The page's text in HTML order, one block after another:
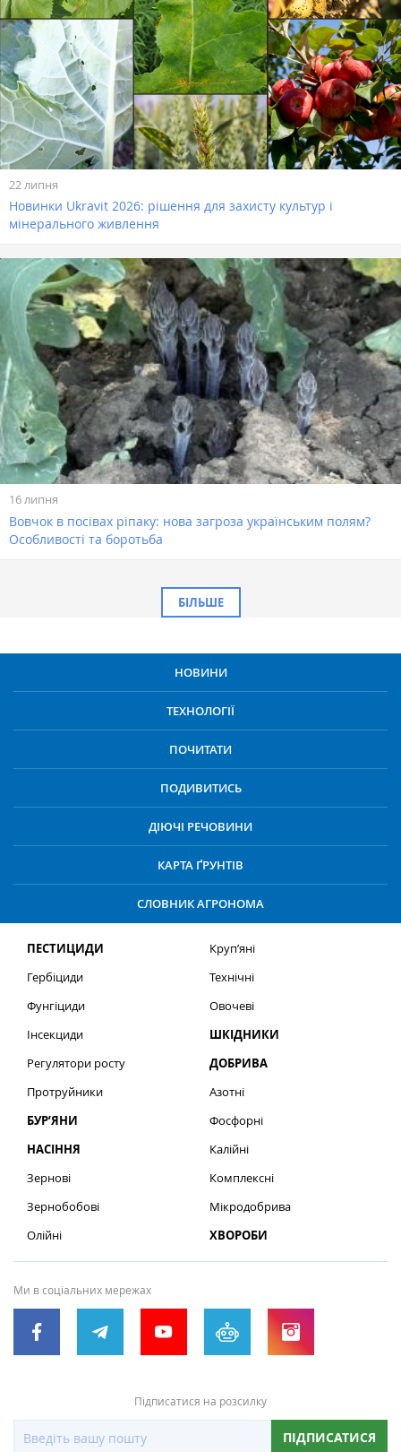
22 липня
Новинки Ukravit 2026: рішення для захисту культур і
мінерального живлення
16 липня
Вовчок в посівах ріпаку: нова загроза українським полям?
Особливості та боротьба
БІЛЬШЕ
НОВИНИ
ТЕХНОЛОГІЇ
ПОЧИТАТИ
ПОДИВИТИСЬ
ДІЮЧІ РЕЧОВИНИ
КАРТА ҐРУНТІВ
СЛОВНИК АГРОНОМА
ПЕСТИЦИДИ
Гербіциди
Фунгіциди
Інсекциди
Регулятори росту
Протруйники
БУР’ЯНИ
НАСІННЯ
Зернові
Зернобобові
Олійні
Круп’яні
Технічні
Овочеві
ШКІДНИКИ
ДОБРИВА
Азотні
Фосфорні
Калійні
Комплексні
Мікродобрива
ХВОРОБИ
Ми в соціальних мережах
Підписатися на розсилку
ПІДПИСАТИСЯ